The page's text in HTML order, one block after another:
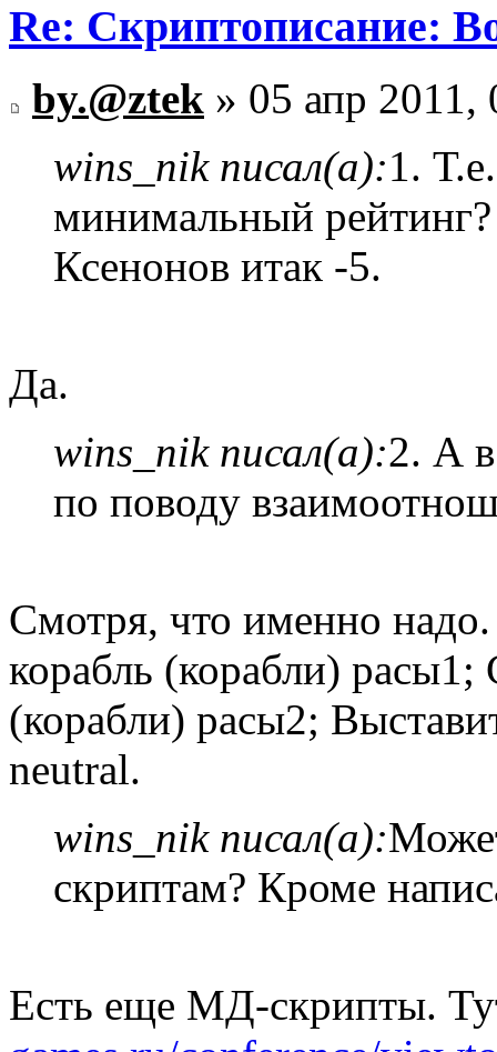
Re: Скриптописание:
by.@ztek » 05 апр 2011,
wins_nik писал(а):1.
минимальный
Ксенонов итак -5.
Да.
wins_nik писал(а):2. А в
по поводу
Смотря, что именно
корабль (корабли) расы1;
(корабли) расы2;
neutral.
wins_nik писал(а):
скриптам? Кроме
Есть еще МД-скрипты.